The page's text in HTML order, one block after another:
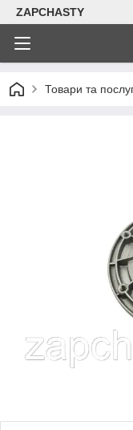
ZAPCHASTY
Товари та